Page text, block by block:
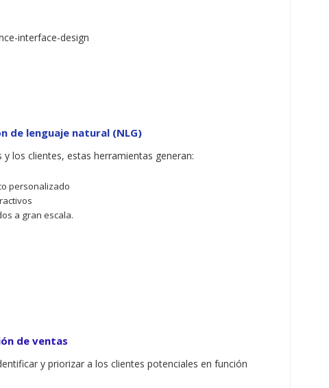
de lenguaje natural (NLG)
los clientes, estas herramientas generan:
personalizado
a gran escala.
de ventas
y priorizar a los clientes potenciales en función